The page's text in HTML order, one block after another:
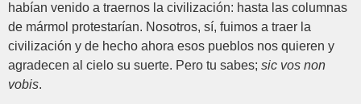
habían venido a traernos la civilización: hasta las columnas
de mármol protestarían. Nosotros, sí, fuimos a traer la
civilización y de hecho ahora esos pueblos nos quieren y
agradecen al cielo su suerte. Pero tu sabes; sic vos non
vobis.